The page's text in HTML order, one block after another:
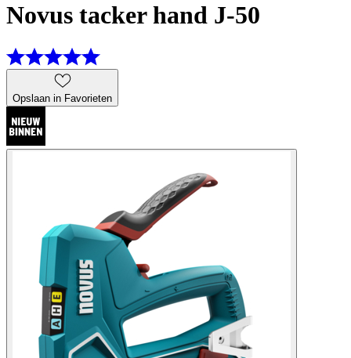
Novus tacker hand J-50
Opslaan in Favorieten